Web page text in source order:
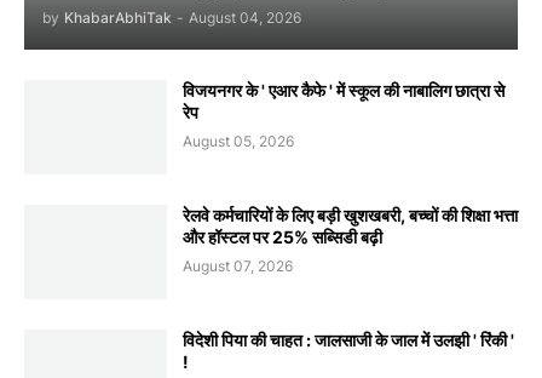
by KhabarAbhiTak - August 04, 2026
विजयनगर के ' एआर कैफे ' में स्कूल की नाबालिग छात्रा से
रेप
August 05, 2026
रेलवे कर्मचारियों के लिए बड़ी खुशखबरी, बच्चों की शिक्षा भत्ता
और हॉस्टल पर 25% सब्सिडी बढ़ी
August 07, 2026
विदेशी पिया की चाहत : जालसाजी के जाल में उलझी ' रिंकी '
!